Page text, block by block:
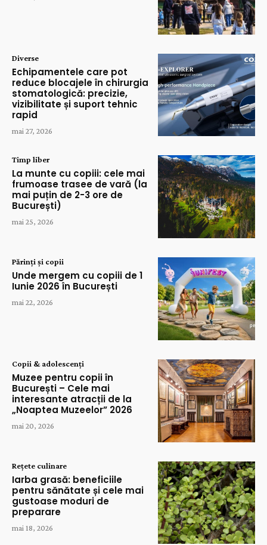
Diverse
Echipamentele care pot
reduce blocajele în chirurgia
stomatologică: precizie,
vizibilitate și suport tehnic
rapid
mai 27, 2026
Timp liber
La munte cu copiii: cele mai
frumoase trasee de vară (la
mai puțin de 2-3 ore de
București)
mai 25, 2026
Părinți și copii
Unde mergem cu copiii de 1
Iunie 2026 în București
mai 22, 2026
Copii & adolescenți
Muzee pentru copii în
București – Cele mai
interesante atracții de la
„Noaptea Muzeelor” 2026
mai 20, 2026
Rețete culinare
Iarba grasă: beneficiile
pentru sănătate și cele mai
gustoase moduri de
preparare
mai 18, 2026